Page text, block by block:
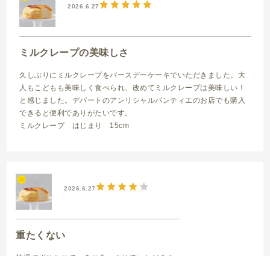
2026.6.27
ミルクレープの美味しさ
久しぶりにミルクレープをバースデーケーキでいただきました。大
人もこどもも美味しく食べられ、改めてミルクレープは美味しい！
と感じました。デパートのアンリシャルパンティエのお店でも購入
できると便利でありがたいです。
ミルクレープ はじまり 15cm
2026.6.27
重たくない